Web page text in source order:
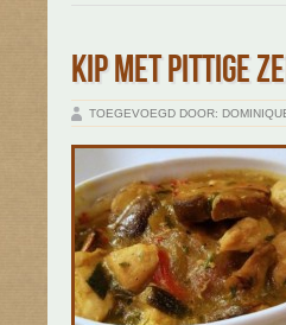
KIP MET PITTIGE
TOEGEVOEGD DOOR: